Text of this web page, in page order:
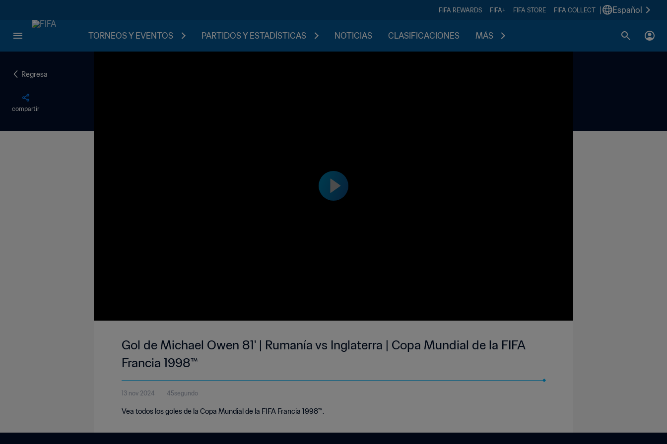
FIFA REWARDS FIFA+ FIFA STORE FIFA COLLECT Español
TORNEOS Y EVENTOS PARTIDOS Y ESTADÍSTICAS NOTICIAS CLASIFICACIONES MÁS
Regresa
compartir
Gol de Michael Owen 81' | Rumanía vs Inglaterra | Copa Mundial de la FIFA
Francia 1998™
13 nov 2024 45segundo
Vea todos los goles de la Copa Mundial de la FIFA Francia 1998™.